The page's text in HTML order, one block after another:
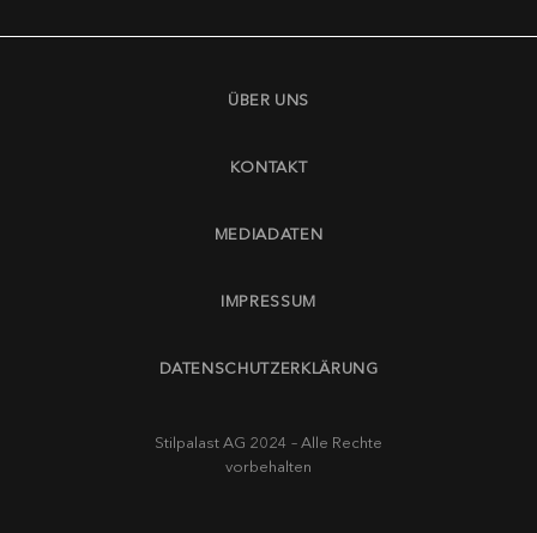
ÜBER UNS
KONTAKT
MEDIADATEN
IMPRESSUM
DATENSCHUTZERKLÄRUNG
Stilpalast AG 2024 – Alle Rechte
vorbehalten